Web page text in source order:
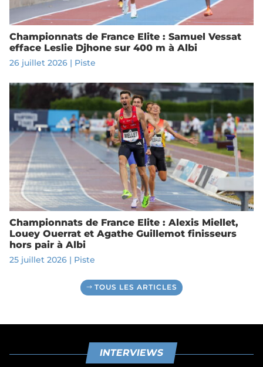
Championnats de France Elite : Samuel Vessat
efface Leslie Djhone sur 400 m à Albi
26 juillet 2026| Piste
Championnats de France Elite : Alexis Miellet,
Louey Ouerrat et Agathe Guillemot finisseurs
hors pair à Albi
25 juillet 2026| Piste
TOUS LES ARTICLES
INTERVIEWS